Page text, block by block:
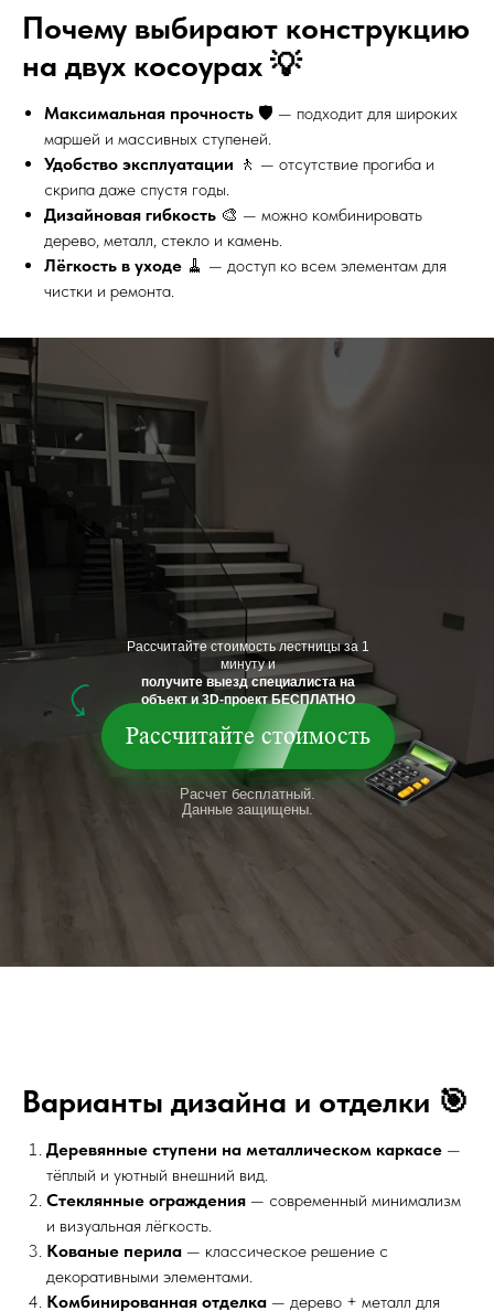
Почему выбирают конструкцию
на двух косоурах 💡
Максимальная прочность 🛡 — подходит для широких
маршей и массивных ступеней.
Удобство эксплуатации 🚶 — отсутствие прогиба и
скрипа даже спустя годы.
Дизайновая гибкость 🎨 — можно комбинировать
дерево, металл, стекло и камень.
Лёгкость в уходе 🧹 — доступ ко всем элементам для
чистки и ремонта.
Рассчитайте стоимость
Расчет бесплатный.
Данные защищены.
Рассчитайте стоимость лестницы за 1
минуту и
получите выезд специалиста на
объект и 3D-проект БЕСПЛАТНО
Варианты дизайна и отделки 🎯
Деревянные ступени на металлическом каркасе —
тёплый и уютный внешний вид.
Стеклянные ограждения — современный минимализм
и визуальная лёгкость.
Кованые перила — классическое решение с
декоративными элементами.
Комбинированная отделка — дерево + металл для